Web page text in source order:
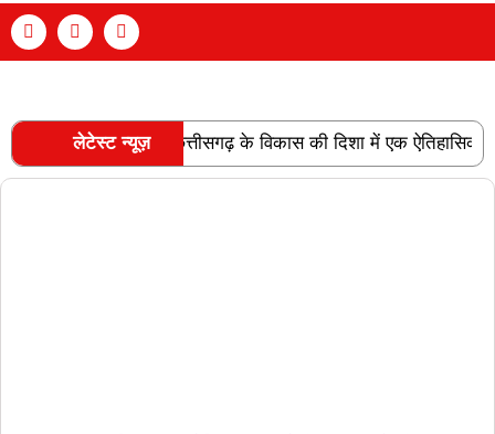
लेटेस्ट न्यूज़
लाइन की स्वीकृति छत्तीसगढ़ के विकास की दिशा में एक ऐतिहासिक
RECENT POSTS